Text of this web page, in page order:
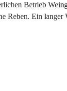
Betrieb
Reben. Ein langer